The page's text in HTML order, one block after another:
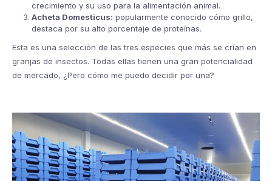
crecimiento y su uso para la alimentación animal.
Acheta Domesticus: popularmente conocido cómo grillo,
destaca por su alto porcentaje de proteínas.
Esta es una selección de las tres especies que más se crían en
granjas de insectos. Todas ellas tienen una gran potencialidad
de mercado, ¿Pero cómo me puedo decidir por una?